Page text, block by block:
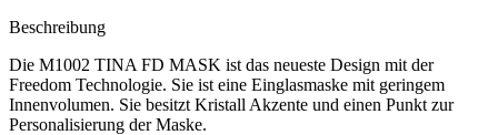
Beschreibung
Die M1002 TINA FD MASK ist das neueste Design mit der
Freedom Technologie. Sie ist eine Einglasmaske mit geringem
Innenvolumen. Sie besitzt Kristall Akzente und einen Punkt zur
Personalisierung der Maske.